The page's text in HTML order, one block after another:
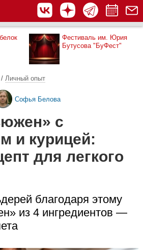
Фестиваль им. Юрия
Бутусова "БуФест"
/ Личный опыт
Софья Белова
с
и курицей:
для легкого
благодаря этому
из 4 ингредиентов —